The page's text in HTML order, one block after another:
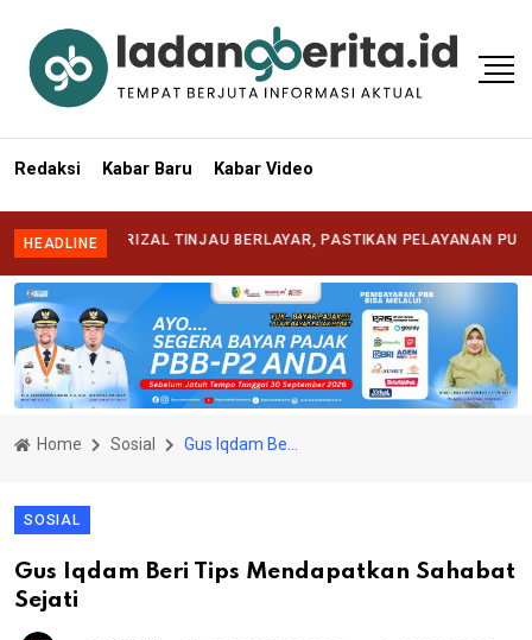
Redaksi Kabar Baru Kabar Video
HEADLINE
SYAFRIZAL TINJAU BERLAYAR, PASTIKAN PELAYANAN PUBLIK
Home Sosial
SOSIAL
Gus Iqdam Beri Tips Mendapatkan Sahabat
Sejati